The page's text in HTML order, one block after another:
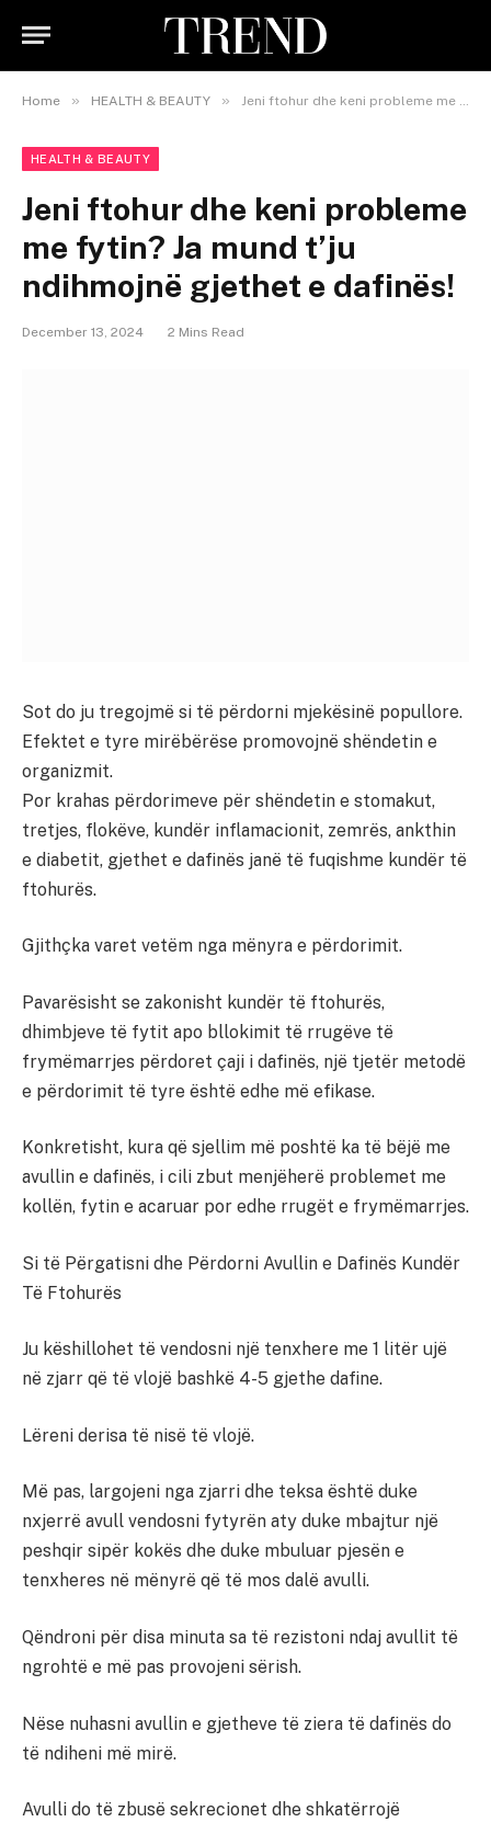
Home » HEALTH & BEAUTY » Jeni ftohur dhe keni probleme me fytin? Ja mund t’ju ndihmojnë gjethet e dafinës!
HEALTH & BEAUTY
Jeni ftohur dhe keni probleme
me fytin? Ja mund t’ju
ndihmojnë gjethet e dafinës!
December 13, 2024 2 Mins Read
Sot do ju tregojmë si të përdorni mjekësinë popullore.
Efektet e tyre mirëbërëse promovojnë shëndetin e
organizmit.
Por krahas përdorimeve për shëndetin e stomakut,
tretjes, flokëve, kundër inflamacionit, zemrës, ankthin
e diabetit, gjethet e dafinës janë të fuqishme kundër të
ftohurës.
Gjithçka varet vetëm nga mënyra e përdorimit.
Pavarësisht se zakonisht kundër të ftohurës,
dhimbjeve të fytit apo bllokimit të rrugëve të
frymëmarrjes përdoret çaji i dafinës, një tjetër metodë
e përdorimit të tyre është edhe më efikase.
Konkretisht, kura që sjellim më poshtë ka të bëjë me
avullin e dafinës, i cili zbut menjëherë problemet me
kollën, fytin e acaruar por edhe rrugët e frymëmarrjes.
Si të Përgatisni dhe Përdorni Avullin e Dafinës Kundër
Të Ftohurës
Ju këshillohet të vendosni një tenxhere me 1 litër ujë
në zjarr që të vlojë bashkë 4-5 gjethe dafine.
Lëreni derisa të nisë të vlojë.
Më pas, largojeni nga zjarri dhe teksa është duke
nxjerrë avull vendosni fytyrën aty duke mbajtur një
peshqir sipër kokës dhe duke mbuluar pjesën e
tenxheres në mënyrë që të mos dalë avulli.
Qëndroni për disa minuta sa të rezistoni ndaj avullit të
ngrohtë e më pas provojeni sërish.
Nëse nuhasni avullin e gjetheve të ziera të dafinës do
të ndiheni më mirë.
Avulli do të zbusë sekrecionet dhe shkatërrojë